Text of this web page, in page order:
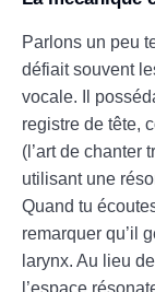
Parlons un peu
défiait souvent
vocale. Il
registre de tête,
(l’art de chanter
utilisant une
Quand tu
remarquer qu’il
larynx. Au lieu
l’espace